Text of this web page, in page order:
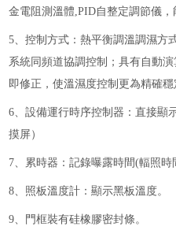
金電阻測溫體,PID自整定調節儀
5、控制方式：熱平衡調溫調濕方
系統同頻道協調控制；具有自動
即修正，使溫濕度控制更為精確穩
6、設備運行時序控制器：直接顯
摸屏）
7、累時器：記錄曝露時間(輻照時
8、照板溫度計：顯示黑板溫度。
9、門框裝有硅橡膠密封條。